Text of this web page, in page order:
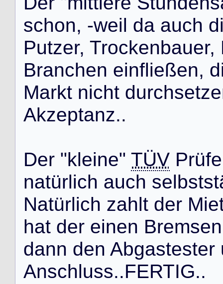
schon, -weil da auch d
Putzer, Trockenbauer,
Branchen einfließen, d
Markt nicht durchsetze
Akzeptanz..
Der "kleine" TÜV Prüfe
natürlich auch selbstst
Natürlich zahlt der Mie
hat der einen Bremsen
dann den Abgastester
Anschluss..FERTIG..